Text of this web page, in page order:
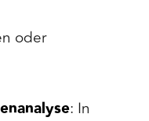
oder
: In